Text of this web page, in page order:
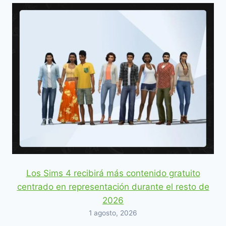
Los Sims 4 recibirá más contenido gratuito
centrado en representación durante el resto de
2026
1 agosto, 2026